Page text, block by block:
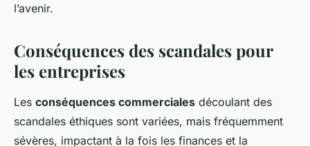
l’avenir.
Conséquences des scandales pour
les entreprises
Les conséquences commerciales découlant des
scandales éthiques sont variées, mais fréquemment
sévères, impactant à la fois les finances et la